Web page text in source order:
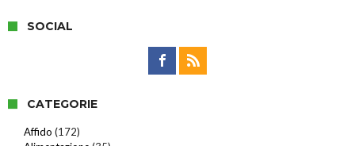
SOCIAL
CATEGORIE
Affido (172)